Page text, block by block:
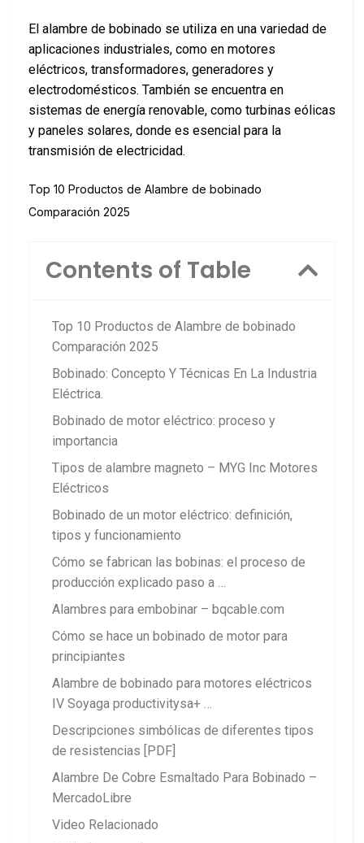
El alambre de bobinado se utiliza en una variedad de
aplicaciones industriales, como en motores
eléctricos, transformadores, generadores y
electrodomésticos. También se encuentra en
sistemas de energía renovable, como turbinas eólicas
y paneles solares, donde es esencial para la
transmisión de electricidad.
Top 10 Productos de Alambre de bobinado
Comparación 2025
Contents of Table
Top 10 Productos de Alambre de bobinado
Comparación 2025
Bobinado: Concepto Y Técnicas En La Industria
Eléctrica.
Bobinado de motor eléctrico: proceso y
importancia
Tipos de alambre magneto – MYG Inc Motores
Eléctricos
Bobinado de un motor eléctrico: definición,
tipos y funcionamiento
Cómo se fabrican las bobinas: el proceso de
producción explicado paso a …
Alambres para embobinar – bqcable.com
Cómo se hace un bobinado de motor para
principiantes
Alambre de bobinado para motores eléctricos
IV Soyaga productivitysa+ …
Descripciones simbólicas de diferentes tipos
de resistencias [PDF]
Alambre De Cobre Esmaltado Para Bobinado –
MercadoLibre
Video Relacionado